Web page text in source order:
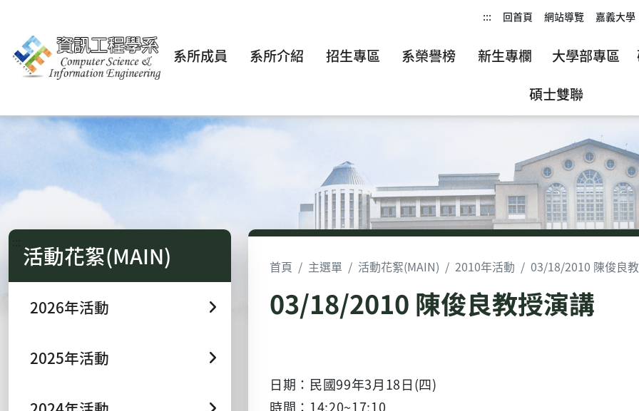
::: 回首頁 網站導覽 嘉義大學
系所成員 系所介紹 招生專區 系榮譽榜 新生專欄 大學部專區
碩士雙聯
活動花絮(MAIN)
2026年活動
2025年活動
首頁 主選單 活動花絮(MAIN) 2010年活動 03/18/2010 陳俊良
03/18/2010 陳俊良教授演講
日期：民國99年3月18日(四)
時間：14:20~17:10